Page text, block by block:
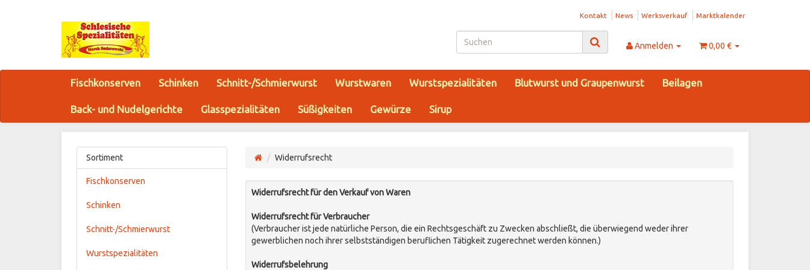
Kontakt News Werksverkauf Marktkalender
Anmelden 0,00 €
Fischkonserven Schinken Schnitt-/Schmierwurst Wurstwaren Wurstspezialitäten Blutwurst und Graupenwurst Beilagen
Back- und Nudelgerichte Glasspezialitäten Süßigkeiten Gewürze Sirup
Widerrufsrecht
Widerrufsrecht für den Verkauf von Waren
Widerrufsrecht für Verbraucher
(Verbraucher ist jede natürliche Person, die ein Rechtsgeschäft zu Zwecken abschließt, die überwiegend weder ihrer
gewerblichen noch ihrer selbstständigen beruflichen Tätigkeit zugerechnet werden können.)
Widerrufsbelehrung
Sortiment
Fischkonserven
Schinken
Schnitt-/Schmierwurst
Wurstspezialitäten